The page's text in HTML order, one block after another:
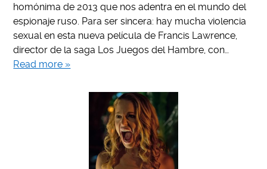
homónima de 2013 que nos adentra en el mundo del
espionaje ruso. Para ser sincera: hay mucha violencia
sexual en esta nueva película de Francis Lawrence,
director de la saga Los Juegos del Hambre, con…
Read more »